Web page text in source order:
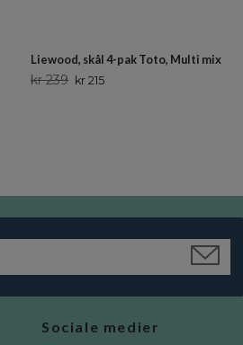
Liewood, skål 4-pak Toto, Multi mix
kr 239 kr 215
Sociale medier